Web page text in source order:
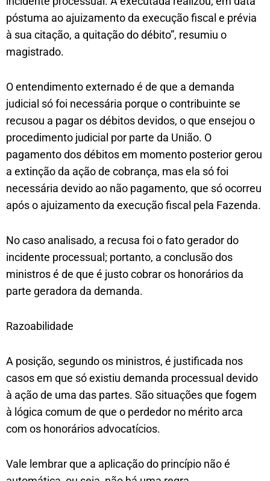
póstuma ao ajuizamento da execução fiscal e prévia
à sua citação, a quitação do débito”, resumiu o
magistrado.
O entendimento externado é de que a demanda
judicial só foi necessária porque o contribuinte se
recusou a pagar os débitos devidos, o que ensejou o
procedimento judicial por parte da União. O
pagamento dos débitos em momento posterior gerou
a extinção da ação de cobrança, mas ela só foi
necessária devido ao não pagamento, que só ocorreu
após o ajuizamento da execução fiscal pela Fazenda.
No caso analisado, a recusa foi o fato gerador do
incidente processual; portanto, a conclusão dos
ministros é de que é justo cobrar os honorários da
parte geradora da demanda.
Razoabilidade
A posição, segundo os ministros, é justificada nos
casos em que só existiu demanda processual devido
à ação de uma das partes. São situações que fogem
à lógica comum de que o perdedor no mérito arca
com os honorários advocatícios.
Vale lembrar que a aplicação do princípio não é